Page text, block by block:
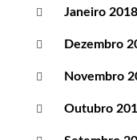
Janeiro 2018
Dezembro
Novembro
Outubro